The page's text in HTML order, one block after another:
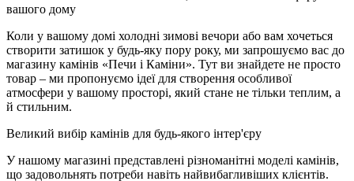
вашого дому
Коли у вашому домі холодні зимові вечори або вам хочеться
створити затишок у будь-яку пору року, ми запрошуємо вас до
магазину камінів «Печи і Каміни». Тут ви знайдете не просто
товар – ми пропонуємо ідеї для створення особливої
атмосфери у вашому просторі, який стане не тільки теплим, а
й стильним.
Великий вибір камінів для будь-якого інтер'єру
У нашому магазині представлені різноманітні моделі камінів,
що задовольнять потреби навіть найвибагливіших клієнтів.